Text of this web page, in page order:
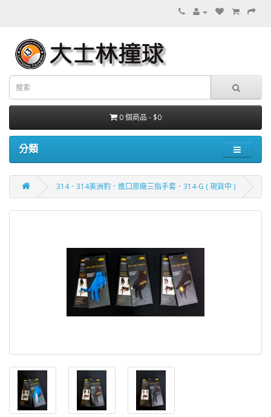
0 個商品 - $0
分類
314．314美洲豹．進口原廠三指手套．314-G ( 現貨中 )